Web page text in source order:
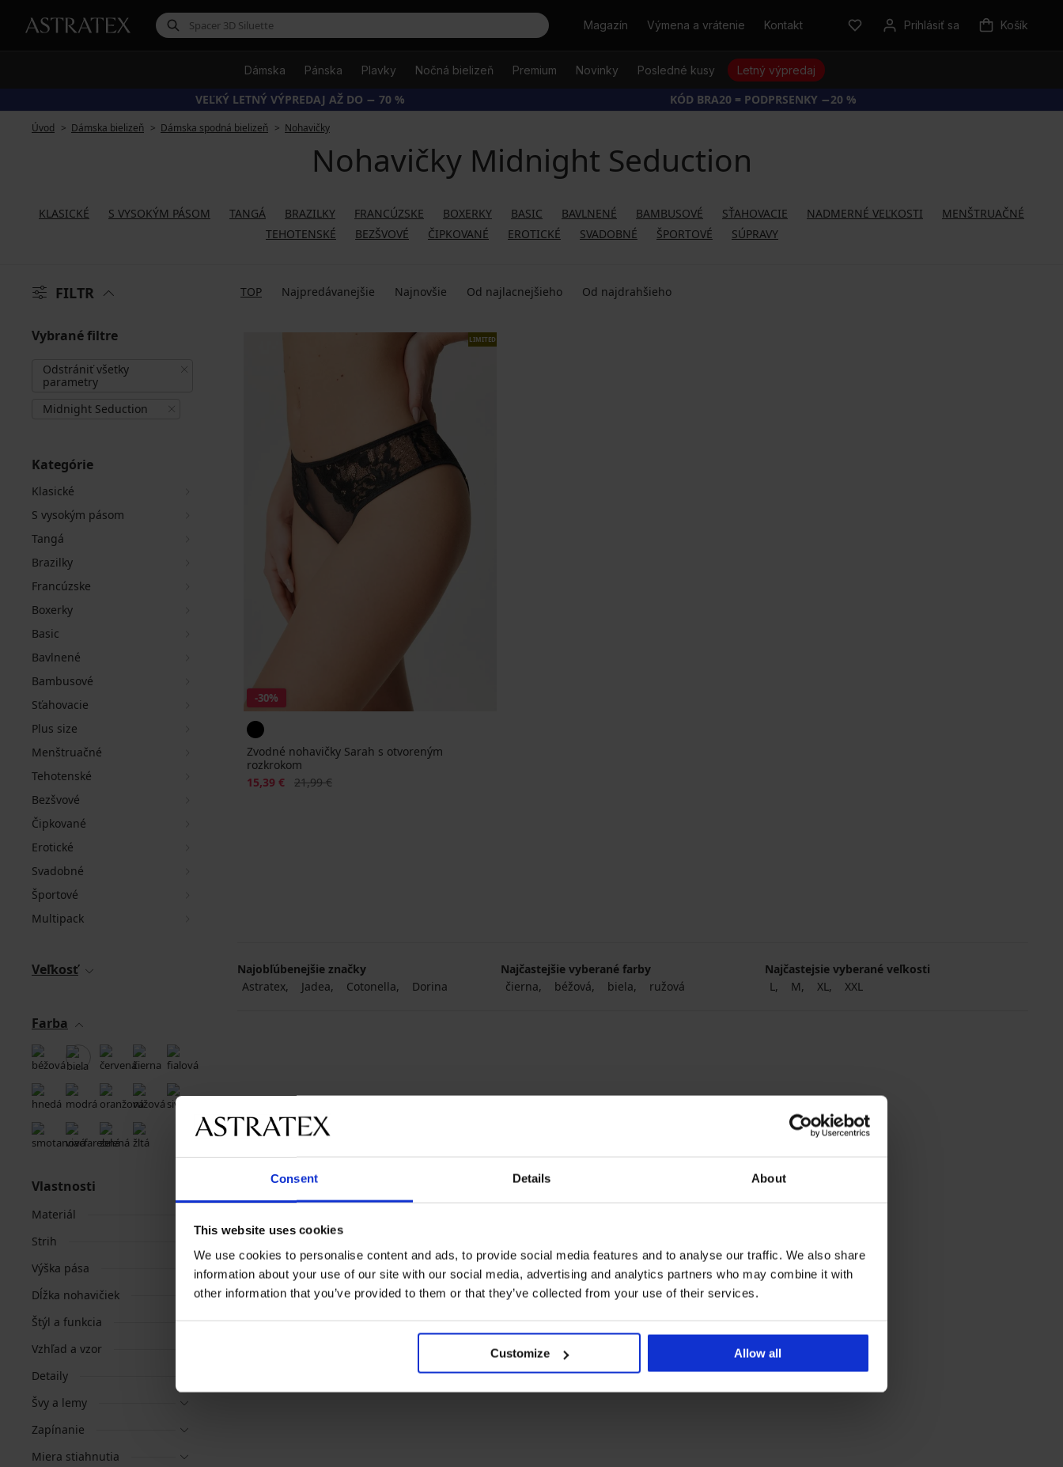
Consent Details About
This website uses cookies
We use cookies to personalise content and ads, to provide social media features and to analyse our traffic. We also share
information about your use of our site with our social media, advertising and analytics partners who may combine it with
other information that you’ve provided to them or that they’ve collected from your use of their services.
Customize Allow all
HľadaťMagazín Výmena a vrátenie Kontakt Prihlásiť sa Košík
Dámska Pánska Plavky Nočná bielizeň Premium Novinky Posledné kusy Letný výpredaj
VEĽKÝ LETNÝ VÝPREDAJ AŽ DO − 70 % KÓD BRA20 = PODPRSENKY −20 %
Úvod Dámska bielizeň Dámska spodná bielizeň Nohavičky
Nohavičky Midnight Seduction
KLASICKÉ S VYSOKÝM PÁSOM TANGÁ BRAZILKY FRANCÚZSKE BOXERKY BASIC BAVLNENÉ BAMBUSOVÉ SŤAHOVACIE NADMERNÉ VEĽKOSTI
MENŠTRUAČNÉ
TEHOTENSKÉ
BEZŠVOVÉ ČIPKOVANÉ EROTICKÉ SVADOBNÉ ŠPORTOVÉ SÚPRAVY
FILTR TOP Najpredávanejšie Najnovšie Od najlacnejšieho Od najdrahšieho
Vybrané filtre
Odstrániť všetky
parametry
Midnight Seduction
Kategórie
Klasické
S vysokým pásom
Tangá
Brazilky
Francúzske
Boxerky
Basic
Bavlnené
Bambusové
Sťahovacie
Plus size
Menštruačné
Tehotenské
Bezšvové
Čipkované
Erotické
Svadobné
Športové
Multipack
Veľkosť
Farba
Vlastnosti
Materiál
Strih
Výška pása
Dĺžka nohavičiek
Štýl a funkcia
Vzhľad a vzor
Detaily
Švy a lemy
Zapínanie
Miera stiahnutia
LIMITED
-30%
Zvodné nohavičky Sarah s otvoreným
rozkrokom
Zľava
15,39 € Pôvodná cena
21,99 €
Najobľúbenejšie značky
Astratex
Jadea Cotonella Dorina
Najčastejšie vyberané farby
čierna
béžová biela ružová
Najčastejsie vyberané veľkosti
L
M XL XXL